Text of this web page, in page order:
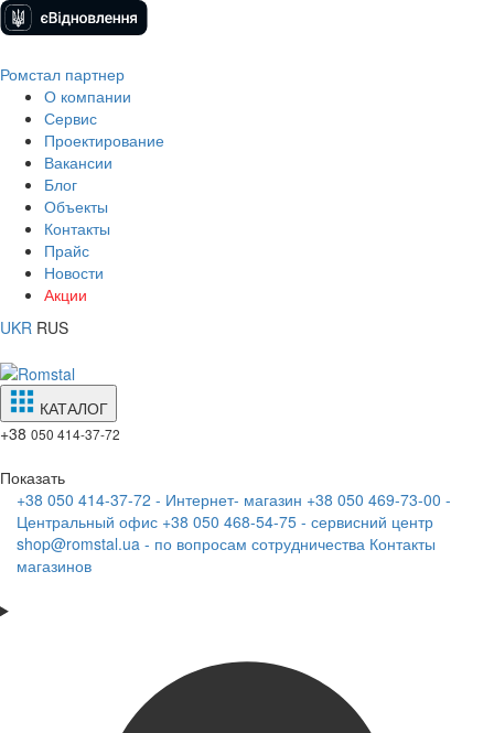
Ромстал партнер
О компании
Сервис
Проектирование
Вакансии
Блог
Объекты
Контакты
Прайс
Новости
Акции
UKR RUS
КАТАЛОГ
+38 050 414-37-72
Показать
+38 050 414-37-72 - Интернет- магазин +38 050 469-73-00 -
Центральный офис +38 050 468-54-75 - сервисний центр
shop@romstal.ua - по вопросам сотрудничества Контакты
магазинов